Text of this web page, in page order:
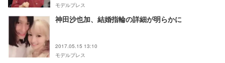
モデルプレス
神田沙也加、結婚指輪の詳細が明らかに
2017.05.15 13:10
モデルプレス